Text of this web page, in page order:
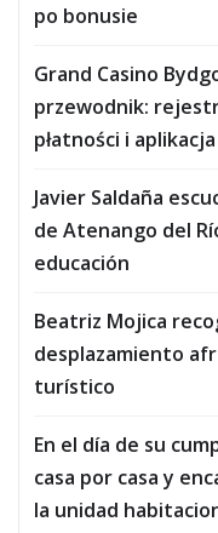
po bonusie
Grand Casino
przewodnik:
płatności i
Javier Saldaña
de Atenango del
educación
Beatriz Mojica
desplazamiento
turístico
En el día de su
casa por casa y
la unidad